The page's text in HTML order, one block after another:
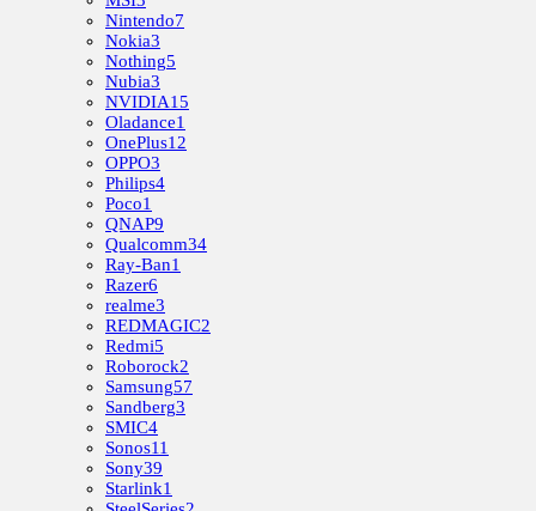
Nintendo7
Nokia3
Nothing5
Nubia3
NVIDIA15
Oladance1
OnePlus12
OPPO3
Philips4
Poco1
QNAP9
Qualcomm34
Ray-Ban1
Razer6
realme3
REDMAGIC2
Redmi5
Roborock2
Samsung57
Sandberg3
SMIC4
Sonos11
Sony39
Starlink1